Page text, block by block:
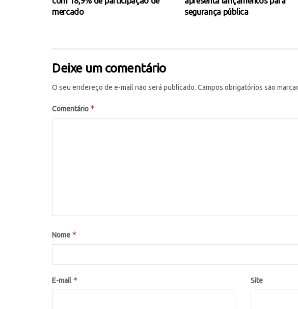
mercado
segurança pública
Deixe um comentário
O seu endereço de e-mail não será publicado. Campos obrigatórios são
Comentário *
Nome *
E-mail * Site